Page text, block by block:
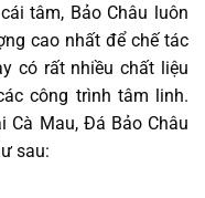
tâm, Bảo Châu luôn
cao nhất để chế tác
có rất nhiều chất liệu
công trình tâm linh.
Mau, Đá Bảo Châu
sau: